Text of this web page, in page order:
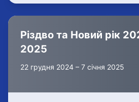
Різдво та Новий рік
2025
22 грудня 2024 – 7 січня 2025